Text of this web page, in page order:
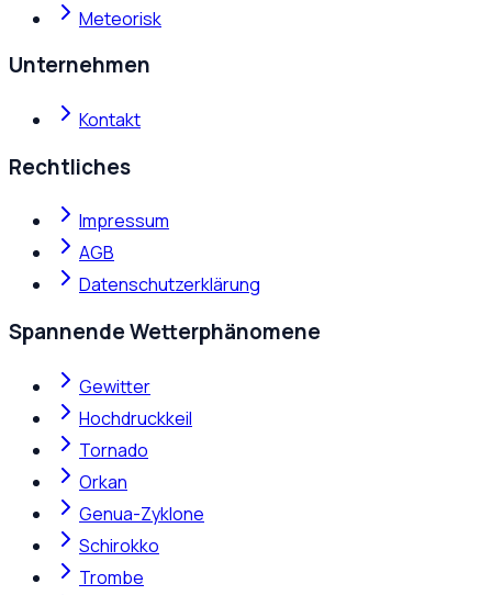
Meteorisk
Unternehmen
Kontakt
Rechtliches
Impressum
AGB
Datenschutzerklärung
Spannende Wetterphänomene
Gewitter
Hochdruckkeil
Tornado
Orkan
Genua-Zyklone
Schirokko
Trombe